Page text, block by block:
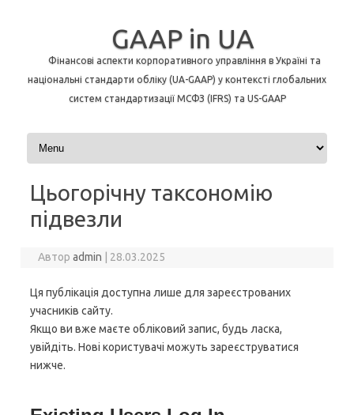
GAAP in UA
Фінансові аспекти корпоративного управління в Україні та
національні стандарти обліку (UA-GAAP) у контексті глобальних
систем стандартизації МСФЗ (IFRS) та US-GAAP
Перейти до контенту
Цьогорічну таксономію
підвезли
Авторadmin 28.03.2025
Ця публікація доступна лише для зареєстрованих
учасників сайту.
Якщо ви вже маєте обліковий запис, будь ласка,
увійдіть. Нові користувачі можуть зареєструватися
нижче.